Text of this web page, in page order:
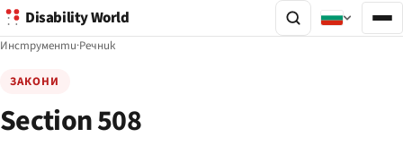
Disability World
Инструменти·Речник
ЗАКОНИ
Section 508